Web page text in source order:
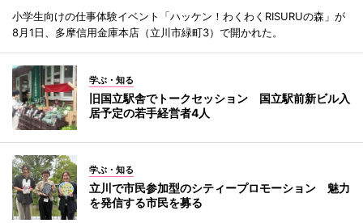
小学生向けの仕事体験イベント「ハッケン！わくわくRISURUの森」が
8月1日、多摩信用金庫本店（立川市緑町3）で開かれた。
学ぶ・知る
旧国立駅舎でトークセッション 国立駅前新ビル入
居予定の若手経営者4人
学ぶ・知る
立川で市民参加型のシティープロモーション 魅力
を発信する市民を募る